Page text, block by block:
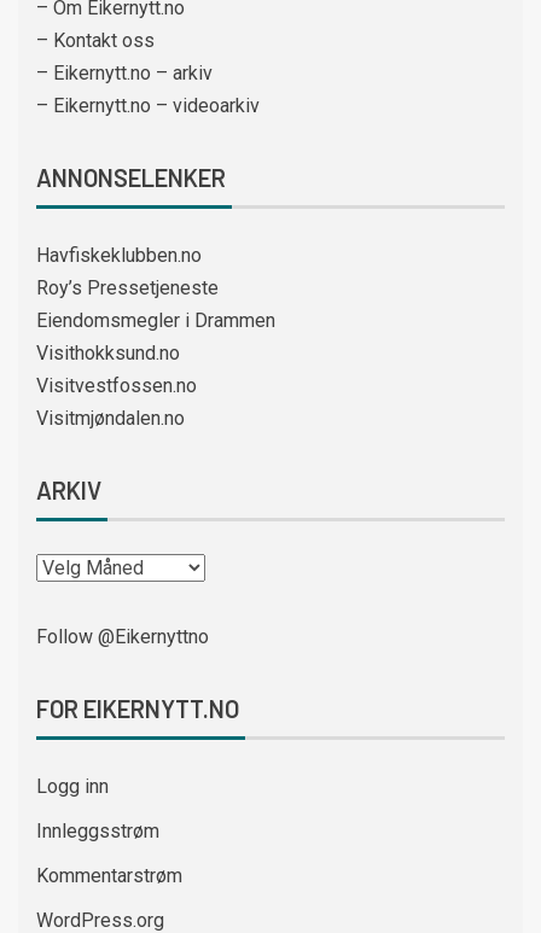
– Om Eikernytt.no
– Kontakt oss
– Eikernytt.no – arkiv
– Eikernytt.no – videoarkiv
ANNONSELENKER
Havfiskeklubben.no
Roy’s Pressetjeneste
Eiendomsmegler i Drammen
Visithokksund.no
Visitvestfossen.no
Visitmjøndalen.no
ARKIV
Follow @Eikernyttno
FOR EIKERNYTT.NO
Logg inn
Innleggsstrøm
Kommentarstrøm
WordPress.org